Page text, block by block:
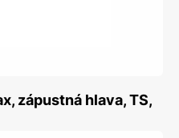
zápustná hlava, TS,